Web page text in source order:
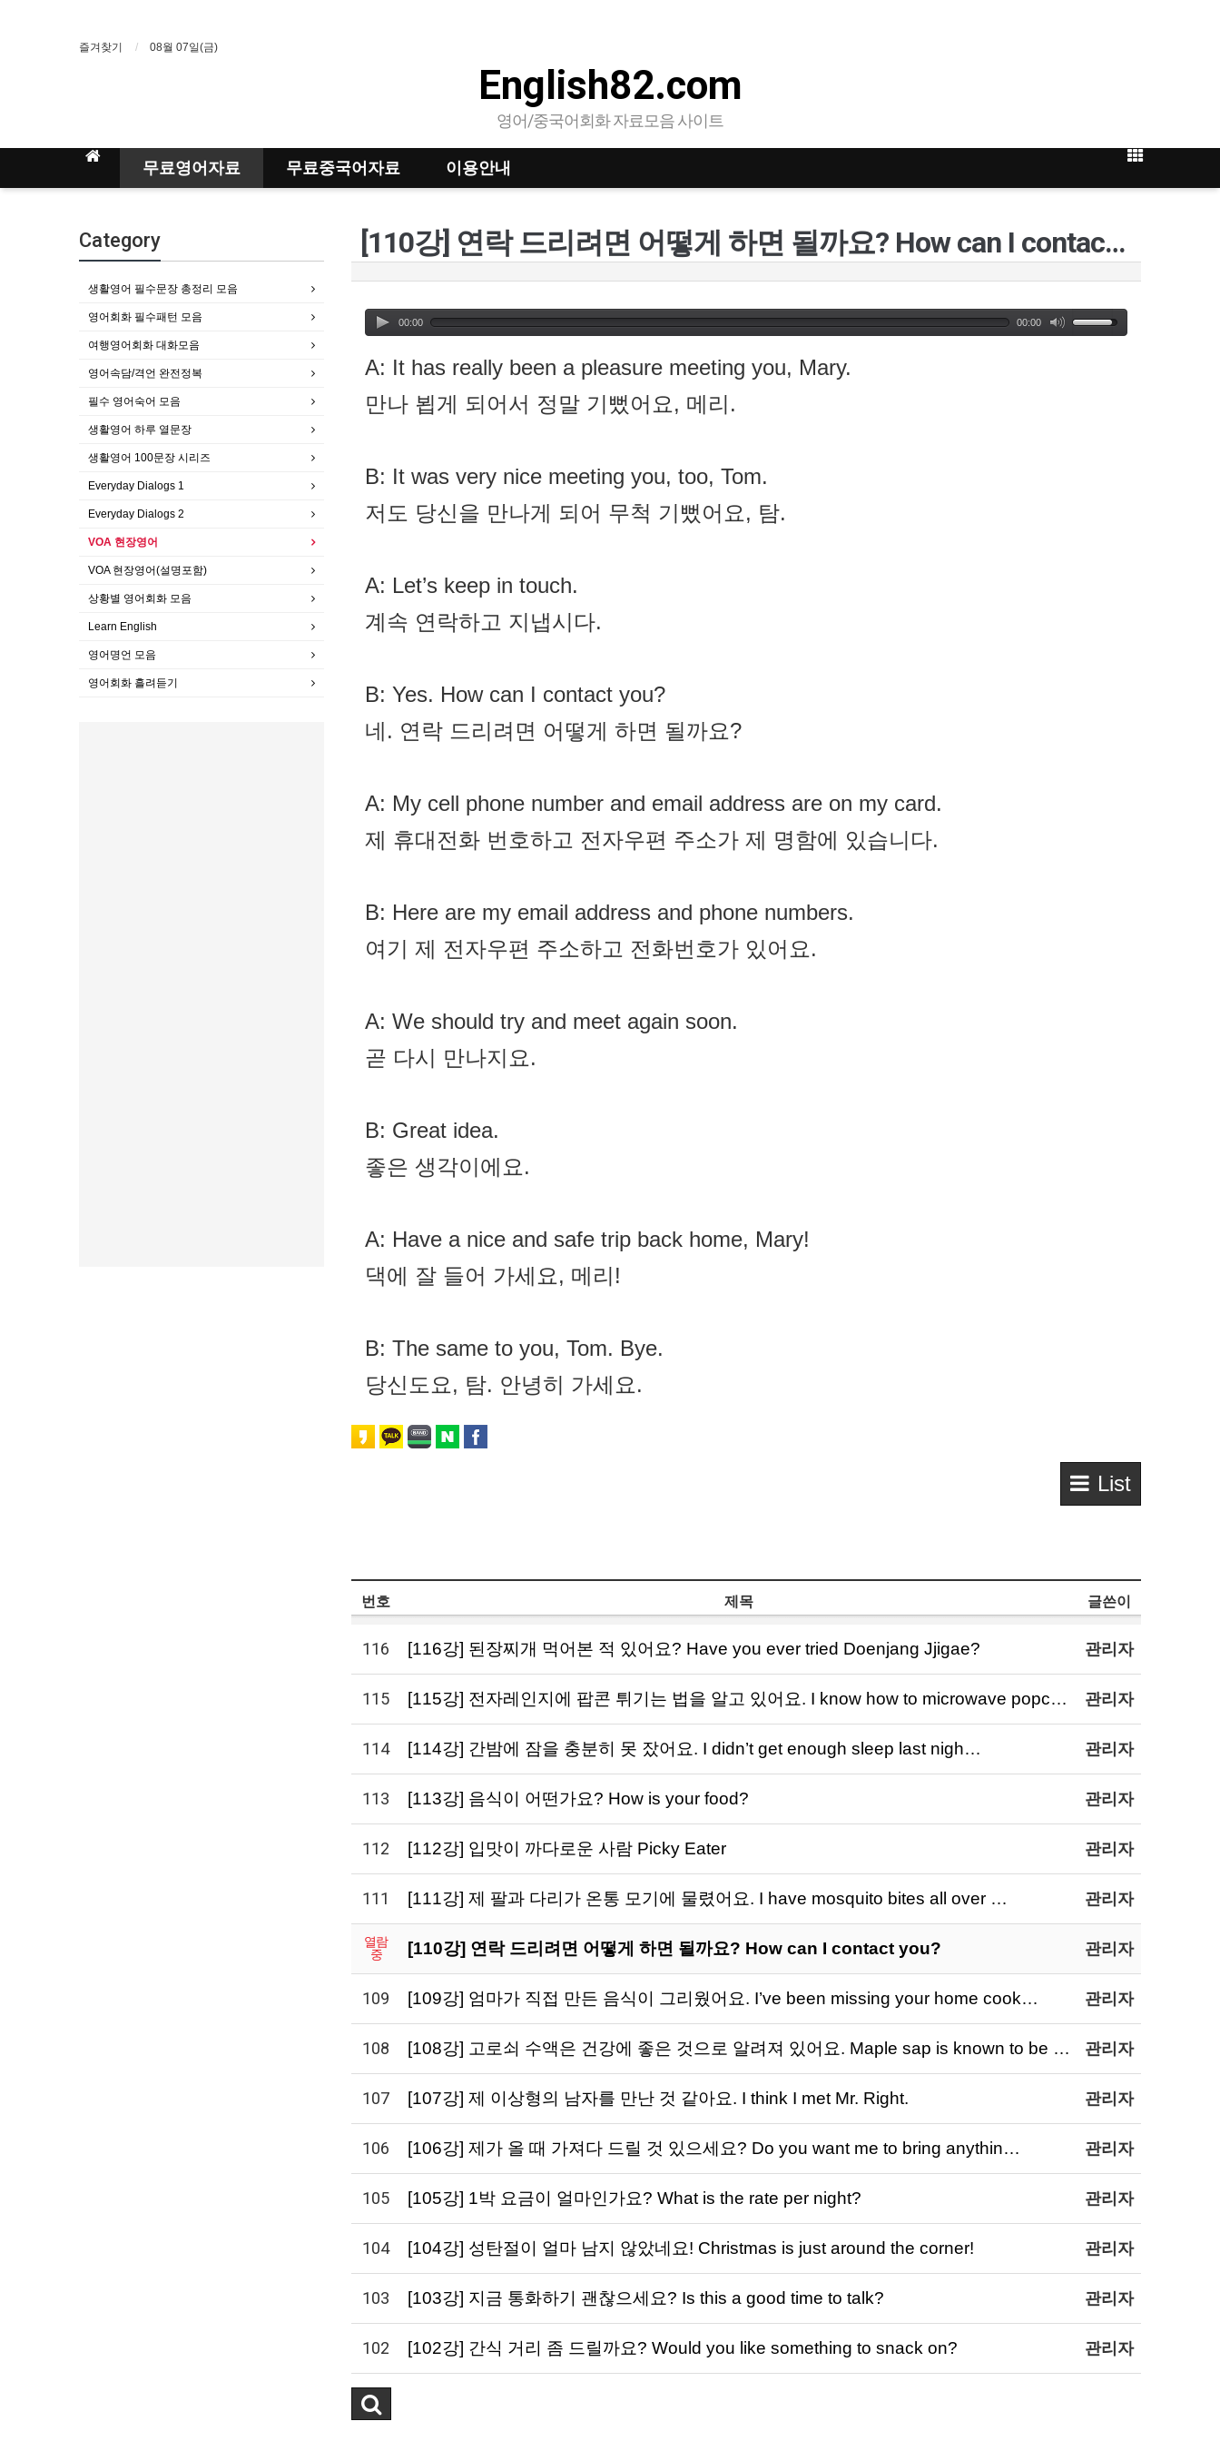
즐겨찾기 08월 07일(금)
English82.com
영어/중국어회화 자료모음 사이트
무료영어자료 무료중국어자료 이용안내
[110강] 연락 드리려면 어떻게 하면 될까요? How can I contact you?
00:00 00:00
A: It has really been a pleasure meeting you, Mary.
만나 뵙게 되어서 정말 기뻤어요, 메리.
B: It was very nice meeting you, too, Tom.
저도 당신을 만나게 되어 무척 기뻤어요, 탐.
A: Let’s keep in touch.
계속 연락하고 지냅시다.
B: Yes. How can I contact you?
네. 연락 드리려면 어떻게 하면 될까요?
A: My cell phone number and email address are on my card.
제 휴대전화 번호하고 전자우편 주소가 제 명함에 있습니다.
B: Here are my email address and phone numbers.
여기 제 전자우편 주소하고 전화번호가 있어요.
A: We should try and meet again soon.
곧 다시 만나지요.
B: Great idea.
좋은 생각이에요.
A: Have a nice and safe trip back home, Mary!
댁에 잘 들어 가세요, 메리!
B: The same to you, Tom. Bye.
당신도요, 탐. 안녕히 가세요.
List
번호 제목 글쓴이
116 [116강] 된장찌개 먹어본 적 있어요? Have you ever tried Doenjang Jjigae? 관리자
115 [115강] 전자레인지에 팝콘 튀기는 법을 알고 있어요. I know how to microwave popc… 관리자
114 [114강] 간밤에 잠을 충분히 못 잤어요. I didn’t get enough sleep last nigh… 관리자
113 [113강] 음식이 어떤가요? How is your food? 관리자
112 [112강] 입맛이 까다로운 사람 Picky Eater 관리자
111 [111강] 제 팔과 다리가 온통 모기에 물렸어요. I have mosquito bites all over … 관리자
열람
중
[110강] 연락 드리려면 어떻게 하면 될까요? How can I contact you? 관리자
109 [109강] 엄마가 직접 만든 음식이 그리웠어요. I’ve been missing your home cook… 관리자
108 [108강] 고로쇠 수액은 건강에 좋은 것으로 알려져 있어요. Maple sap is known to be … 관리자
107 [107강] 제 이상형의 남자를 만난 것 같아요. I think I met Mr. Right. 관리자
106 [106강] 제가 올 때 가져다 드릴 것 있으세요? Do you want me to bring anythin… 관리자
105 [105강] 1박 요금이 얼마인가요? What is the rate per night? 관리자
104 [104강] 성탄절이 얼마 남지 않았네요! Christmas is just around the corner! 관리자
103 [103강] 지금 통화하기 괜찮으세요? Is this a good time to talk? 관리자
102 [102강] 간식 거리 좀 드릴까요? Would you like something to snack on? 관리자
Category
생활영어 필수문장 총정리 모음
영어회화 필수패턴 모음
여행영어회화 대화모음
영어속담/격언 완전정복
필수 영어숙어 모음
생활영어 하루 열문장
생활영어 100문장 시리즈
Everyday Dialogs 1
Everyday Dialogs 2
VOA 현장영어
VOA 현장영어(설명포함)
상황별 영어회화 모음
Learn English
영어명언 모음
영어회화 흘려듣기